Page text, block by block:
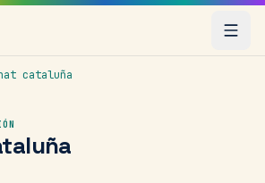
cataluña